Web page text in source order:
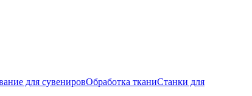
для сувенировОбработка тканиСтанки для